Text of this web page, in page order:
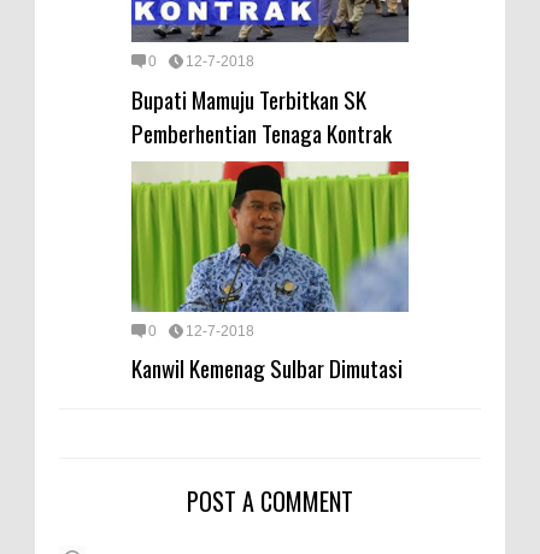
0 12-7-2018
Bupati Mamuju Terbitkan SK
Pemberhentian Tenaga Kontrak
0 12-7-2018
Kanwil Kemenag Sulbar Dimutasi
POST A COMMENT